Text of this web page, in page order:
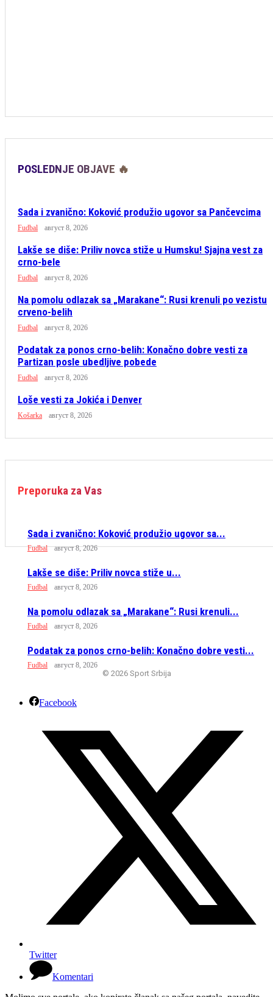
POSLEDNJE OBJAVE 🔥
Sada i zvanično: Koković produžio ugovor sa Pančevcima
Fudbal август 8, 2026
Lakše se diše: Priliv novca stiže u Humsku! Sjajna vest za
crno-bele
Fudbal август 8, 2026
Na pomolu odlazak sa „Marakane“: Rusi krenuli po vezistu
crveno-belih
Fudbal август 8, 2026
Podatak za ponos crno-belih: Konačno dobre vesti za
Partizan posle ubedljive pobede
Fudbal август 8, 2026
Loše vesti za Jokića i Denver
Košarka август 8, 2026
Preporuka za Vas
Sada i zvanično: Koković produžio ugovor sa...
Fudbal август 8, 2026
Lakše se diše: Priliv novca stiže u...
Fudbal август 8, 2026
Na pomolu odlazak sa „Marakane“: Rusi krenuli...
Fudbal август 8, 2026
Podatak za ponos crno-belih: Konačno dobre vesti...
Fudbal август 8, 2026
© 2026 Sport Srbija
Facebook
Twitter
Komentari